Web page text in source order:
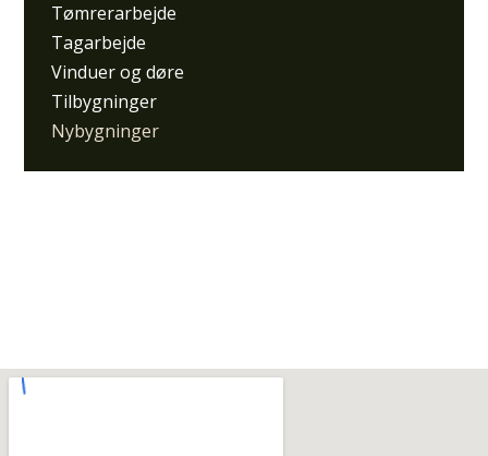
Tømrerarbejde
Tagarbejde
Vinduer og døre
Tilbygninger
Nybygninger